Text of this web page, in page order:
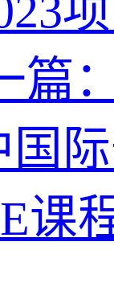
篇
国
课